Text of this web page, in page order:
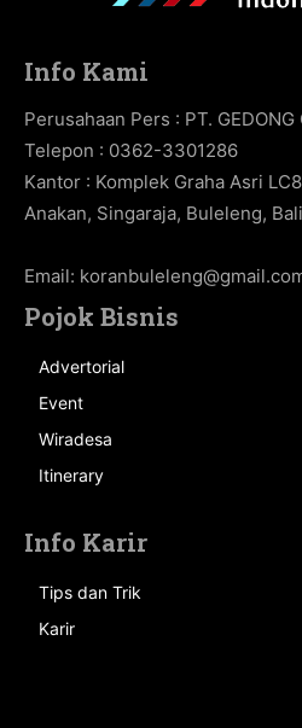
Info Kami
Perusahaan Pers : PT. GEDONG
Telepon : 0362-3301286
Kantor : Komplek Graha Asri
Anakan, Singaraja, Buleleng, Bali
Email:
Pojok Bisnis
Advertorial
Event
Wiradesa
Itinerary
Info Karir
Tips dan Trik
Karir